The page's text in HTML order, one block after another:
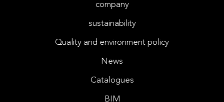
company
sustainability
Quality and environment policy
News
Catalogues
BIM